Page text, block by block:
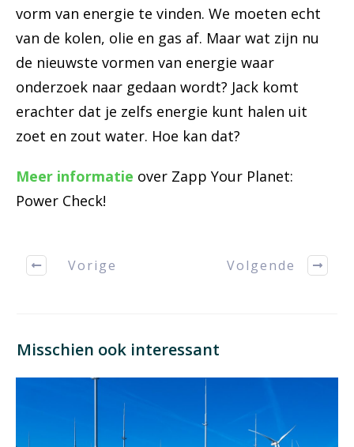
vorm van energie te vinden. We moeten echt
van de kolen, olie en gas af. Maar wat zijn nu
de nieuwste vormen van energie waar
onderzoek naar gedaan wordt? Jack komt
erachter dat je zelfs energie kunt halen uit
zoet en zout water. Hoe kan dat?
Meer informatie over Zapp Your Planet:
Power Check!
Vorige Volgende
Misschien ook interessant